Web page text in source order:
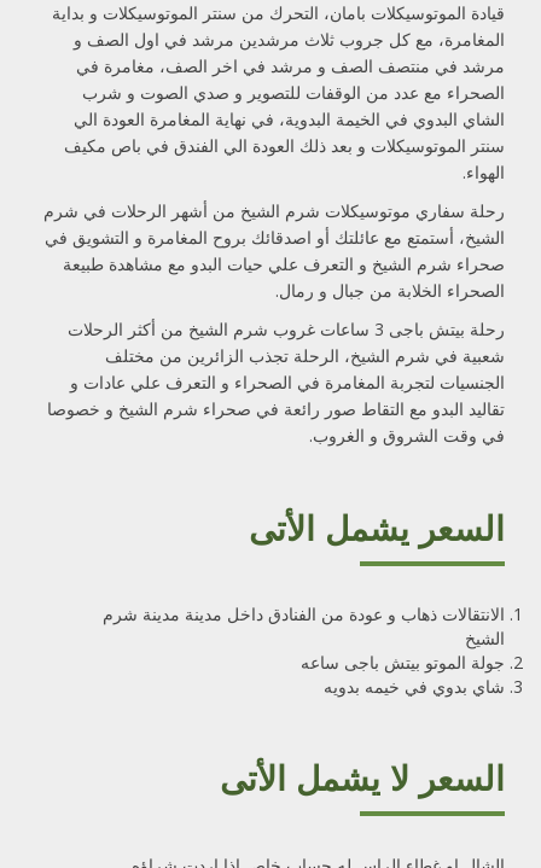
قيادة الموتوسيكلات بامان، التحرك من سنتر الموتوسيكلات و بداية
المغامرة، مع كل جروب ثلاث مرشدين مرشد في اول الصف و
مرشد في منتصف الصف و مرشد في اخر الصف، مغامرة في
الصحراء مع عدد من الوقفات للتصوير و صدي الصوت و شرب
الشاي البدوي في الخيمة البدوية، في نهاية المغامرة العودة الي
سنتر الموتوسيكلات و بعد ذلك العودة الي الفندق في باص مكيف
الهواء.
رحلة سفاري موتوسيكلات شرم الشيخ من أشهر الرحلات في شرم
الشيخ، أستمتع مع عائلتك أو اصدقائك بروح المغامرة و التشويق في
صحراء شرم الشيخ و التعرف علي حيات البدو مع مشاهدة طبيعة
الصحراء الخلابة من جبال و رمال.
رحلة بيتش باجى 3 ساعات غروب شرم الشيخ من أكثر الرحلات
شعبية في شرم الشيخ، الرحلة تجذب الزائرين من مختلف
الجنسيات لتجربة المغامرة في الصحراء و التعرف علي عادات و
تقاليد البدو مع التقاط صور رائعة في صحراء شرم الشيخ و خصوصا
في وقت الشروق و الغروب.
السعر يشمل الأتى
الانتقالات ذهاب و عودة من الفنادق داخل مدينة مدينة شرم
الشيخ
جولة الموتو بيتش باجى ساعه
شاي بدوي في خيمه بدويه
السعر لا يشمل الأتى